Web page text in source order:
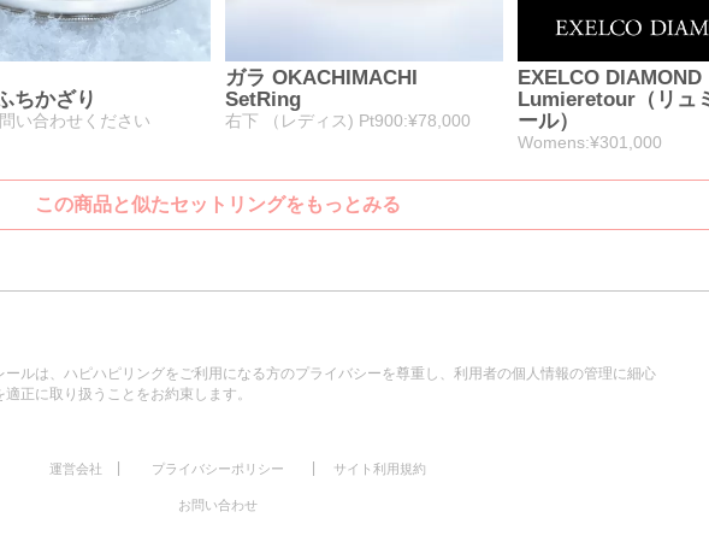
ちかざり
い合わせください
ガラ OKACHIMACHI
SetRing
右下 （レディス) Pt900:¥78,000
EXELCO DIAMOND
Lumieretour（リュ
ール）
Womens:¥301,000
この商品と似たセットリングをもっとみる
ールは、ハピハピリングをご利用になる方のプライバシーを尊重し、利用者の個人情報の管理に細心
正に取り扱うことをお約束します。
運営会社 プライバシーポリシー サイト利用規約
お問い合わせ